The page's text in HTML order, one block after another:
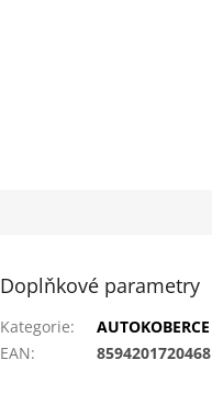
Doplňkové parametry
Kategorie:
AUTOKOBERCE
EAN: 8594201720468